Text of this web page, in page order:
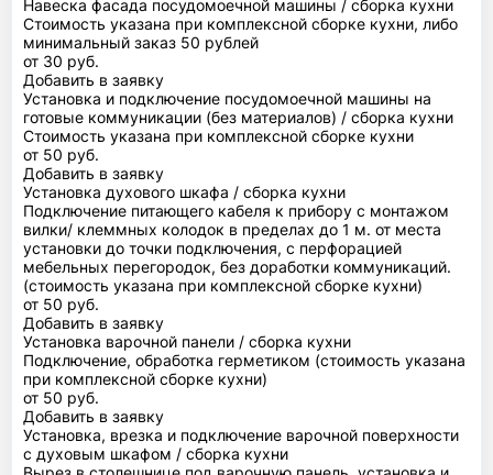
Навеска фасада посудомоечной машины / сборка кухни
Стоимость указана при комплексной сборке кухни, либо
минимальный заказ 50 рублей
от 30 руб.
Добавить в заявку
Установка и подключение посудомоечной машины на
готовые коммуникации (без материалов) / сборка кухни
Стоимость указана при комплексной сборке кухни
от 50 руб.
Добавить в заявку
Установка духового шкафа / сборка кухни
Подключение питающего кабеля к прибору с монтажом
вилки/ клеммных колодок в пределах до 1 м. от места
установки до точки подключения, с перфорацией
мебельных перегородок, без доработки коммуникаций.
(стоимость указана при комплексной сборке кухни)
от 50 руб.
Добавить в заявку
Установка варочной панели / сборка кухни
Подключение, обработка герметиком (стоимость указана
при комплексной сборке кухни)
от 50 руб.
Добавить в заявку
Установка, врезка и подключение варочной поверхности
с духовым шкафом / сборка кухни